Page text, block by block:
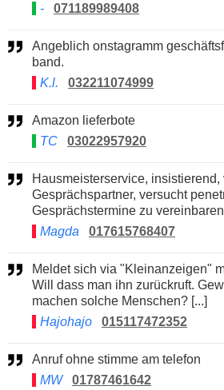
-
071189989408
Angeblich onstagramm geschäftsführung. ansage vom
band.
K.l.
032211074999
Amazon lieferbote
TC
03022957920
Hausmeisterservice, insistierend, verschiedene
Gesprächspartner, versucht
Gesprächstermine zu vereinbaren
Magda
017615768407
Meldet sich via "Kleinanzeigen" mit perfektem deutsch.
Will dass man ihn zurückruft.
machen solche Menschen? [...]
Hajohajo
015117472352
Anruf ohne stimme am telefon
MW
01787461642